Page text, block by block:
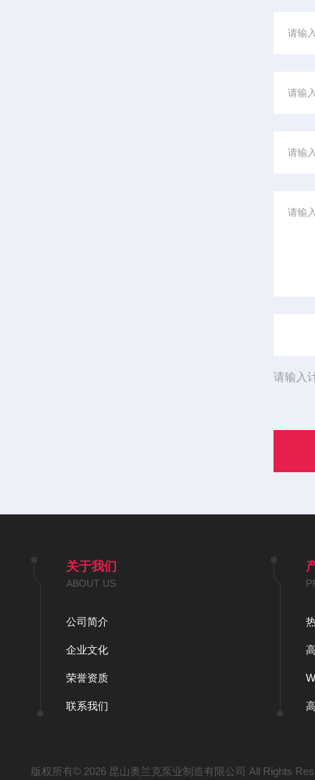
请输入
关于我们
ABOUT US
公司简介
企业文化
荣誉资质
联系我们
版权所有© 2026 昆山奥兰克泵业制造有限公司 All Rights